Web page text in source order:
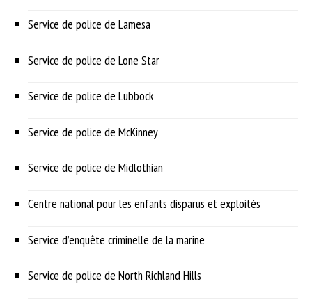
Service de police de Lamesa
Service de police de Lone Star
Service de police de Lubbock
Service de police de McKinney
Service de police de Midlothian
Centre national pour les enfants disparus et exploités
Service d’enquête criminelle de la marine
Service de police de North Richland Hills